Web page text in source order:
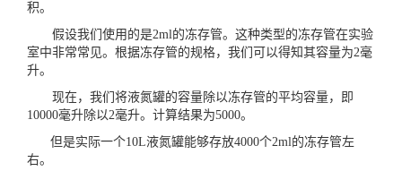
积。
假设我们使用的是2ml的冻存管。这种类型的冻存管在实验
室中非常常见。根据冻存管的规格，我们可以得知其容量为2毫
升。
现在，我们将液氮罐的容量除以冻存管的平均容量，即
10000毫升除以2毫升。计算结果为5000。
但是实际一个10L液氮罐能够存放4000个2ml的冻存管左
右。